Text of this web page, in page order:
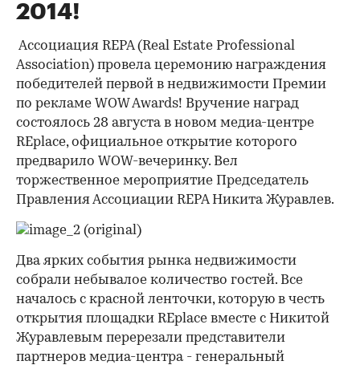
2014!
Ассоциация REPA (Rеаl Estate Professional
Association) провела церемонию награждения
победителей первой в недвижимости Премии
по рекламе WOW Awards! Вручение наград
состоялось 28 августа в новом медиа-центре
REplace, официальное открытие которого
предварило WOW-вечеринку. Вел
торжественное мероприятие Председатель
Правления Ассоциации REPA Никита Журавлев.
Два ярких события рынка недвижимости
собрали небывалое количество гостей. Все
началось с красной ленточки, которую в честь
открытия площадки REplace вместе с Никитой
Журавлевым перерезали представители
партнеров медиа-центра - генеральный